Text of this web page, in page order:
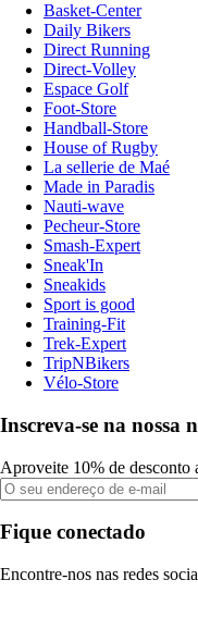
Basket-Center
Daily Bikers
Direct Running
Direct-Volley
Espace Golf
Foot-Store
Handball-Store
House of Rugby
La sellerie de Maé
Made in Paradis
Nauti-wave
Pecheur-Store
Smash-Expert
Sneak'In
Sneakids
Sport is good
Training-Fit
Trek-Expert
TripNBikers
Vélo-Store
Inscreva-se na nossa
Aproveite 10% de desconto
Fique conectado
Encontre-nos nas redes